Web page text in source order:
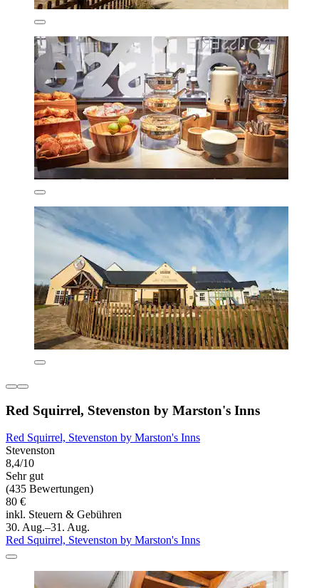
Red Squirrel, Stevenston by Marston's Inns
Red Squirrel, Stevenston by Marston's Inns
Stevenston
8,4/10
Sehr gut
(435 Bewertungen)
80 €
inkl. Steuern & Gebühren
30. Aug.–31. Aug.
Red Squirrel, Stevenston by Marston's Inns